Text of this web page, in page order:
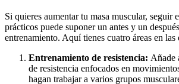
Si quieres aumentar tu masa muscular, seguir
prácticos puede suponer un antes y un
entrenamiento. Aquí tienes cuatro áreas en las
Entrenamiento de resistencia: Añade
de resistencia enfocados en
hagan trabajar a varios grupos